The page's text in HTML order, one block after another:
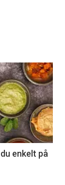
enkelt på